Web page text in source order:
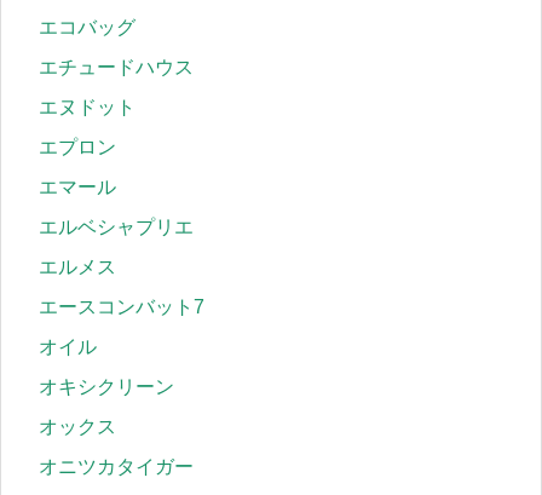
エコバッグ
エチュードハウス
エヌドット
エプロン
エマール
エルベシャプリエ
エルメス
エースコンバット7
オイル
オキシクリーン
オックス
オニツカタイガー